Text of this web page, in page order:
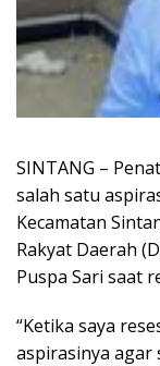
SINTANG –
salah satu
Kecamatan
Rakyat Daerah
Puspa Sari saat
“Ketika saya
aspirasinya agar